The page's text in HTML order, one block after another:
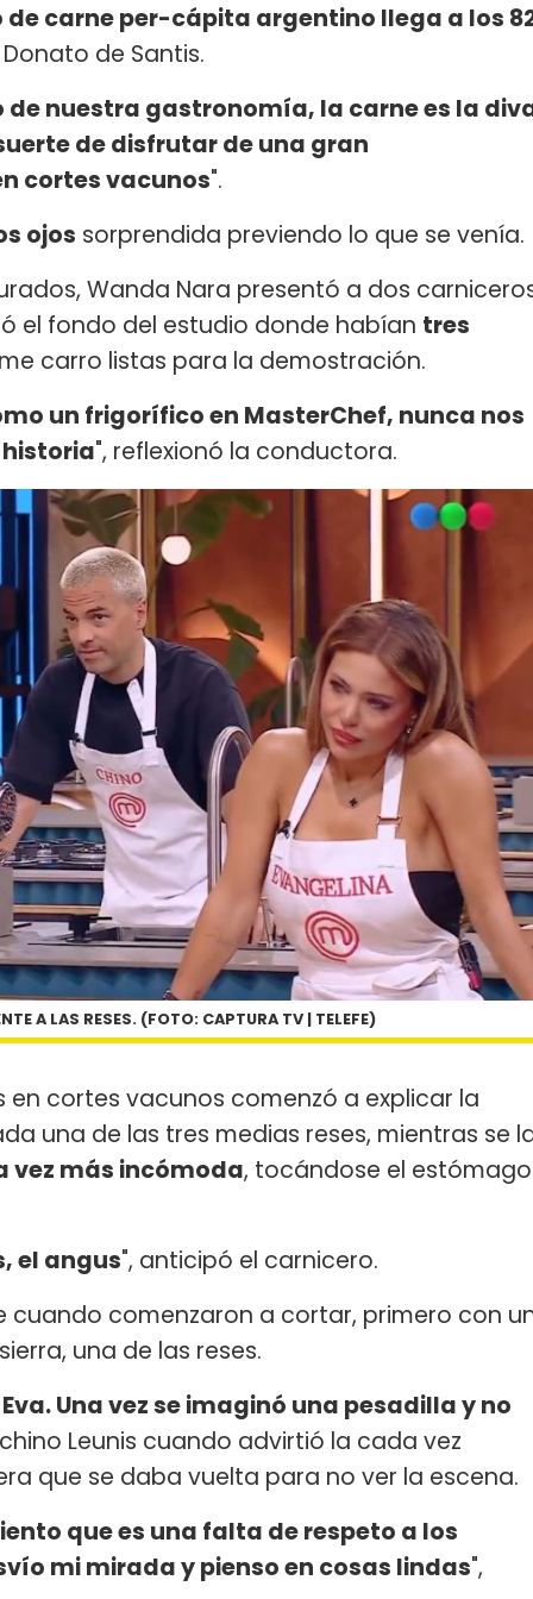
de carne per-cápita argentino llega a los
de Santis.
de nuestra gastronomía, la carne es la
de disfrutar de una gran
cortes vacunos".
ojos sorprendida previendo lo que se venía.
Wanda Nara presentó a dos
el fondo del estudio donde habían tres
carro listas para la demostración.
un frigorífico en MasterChef, nunca nos
", reflexionó la conductora.
A LAS RESES. (FOTO: CAPTURA TV | TELEFE)
cortes vacunos comenzó a explicar la
una de las tres medias reses, mientras se
vez más incómoda, tocándose el estómago
el angus", anticipó el carnicero.
cuando comenzaron a cortar, primero con
una de las reses.
Una vez se imaginó una pesadilla y no
Leunis cuando advirtió la cada vez
que se daba vuelta para no ver la escena.
que es una falta de respeto a los
mi mirada y pienso en cosas lindas",